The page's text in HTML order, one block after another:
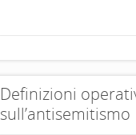
Definizioni
sull’antisemitismo